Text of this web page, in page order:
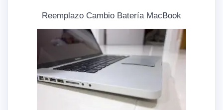
Reemplazo Cambio Batería MacBook